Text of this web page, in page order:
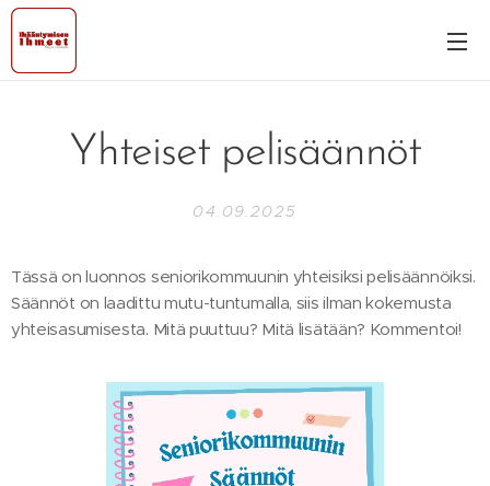
Yhteiset pelisäännöt
04.09.2025
Tässä on luonnos seniorikommuunin yhteisiksi pelisäännöiksi.
Säännöt on laadittu mutu-tuntumalla, siis ilman kokemusta
yhteisasumisesta. Mitä puuttuu? Mitä lisätään? Kommentoi!